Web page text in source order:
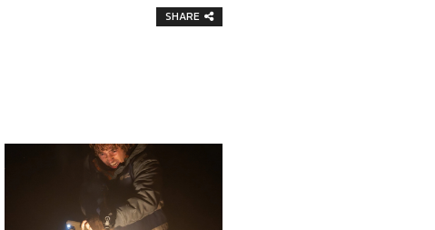
SHARE